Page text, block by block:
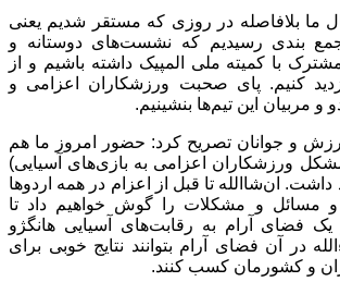
ما بلافاصله در روزی که مستقر شدیم یعنی
بندی رسیدیم که نشست‌های دوستانه و
با کمیته ملی المپیک داشته باشیم و از
کنیم. پای صحبت ورزشکاران اعزامی و
و مربیان این تیم‌ها بنشینیم.
و جوانان تصریح کرد: حضور امروز ما هم
ورزشکاران اعزامی به بازی‌های آسیایی)
داشت. ان‌شاالله تا قبل از اعزام در همه اردوها
مسائل و مشکلات را گوش خواهیم داد تا
فضای آرام به رقابت‌های آسیایی هانگژو
در آن فضای آرام بتوانند نتایج خوبی برای
و کشورمان کسب کنند.